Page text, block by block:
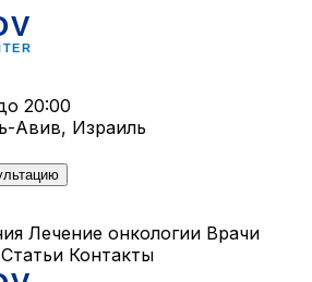
20:00
Авив, Израиль
Лечение онкологии Врачи
Статьи Контакты